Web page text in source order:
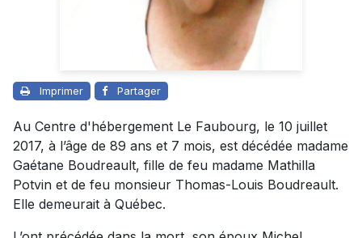
Imprimer Partager
Au Centre d'hébergement Le Faubourg, le 10 juillet
2017, à l’âge de 89 ans et 7 mois, est décédée madame
Gaétane Boudreault, fille de feu madame Mathilla
Potvin et de feu monsieur Thomas-Louis Boudreault.
Elle demeurait à Québec.